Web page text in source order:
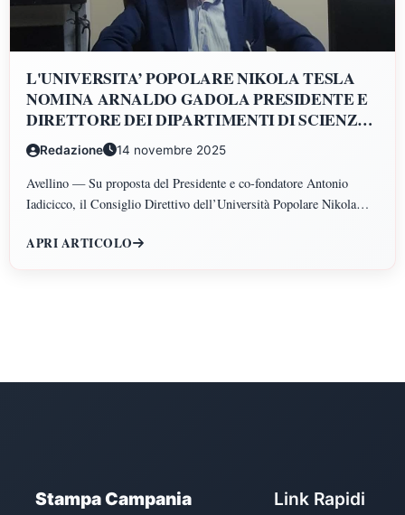
L'UNIVERSITA’ POPOLARE NIKOLA TESLA
NOMINA ARNALDO GADOLA PRESIDENTE E
DIRETTORE DEI DIPARTIMENTI DI SCIENZE
GIURIDICHE, ECONOMICHE, SCIENZE
POLITICHE, PSICOLOGIA, SCIENZE UMANE,
FILOSOFIA E PEDAGOGIA
Redazione 14 novembre 2025
Avellino — Su proposta del Presidente e co-fondatore Antonio
Iadicicco, il Consiglio Direttivo dell’Università Popolare Nikola
Dipartimenti di Scienze Giuridiche ed Economiche, Scienze
APRI ARTICOLO
Stampa Campania Link Rapidi